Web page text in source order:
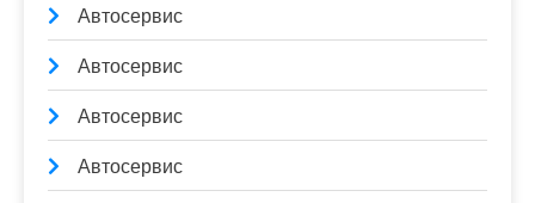
Автосервис
Автосервис
Автосервис
Автосервис